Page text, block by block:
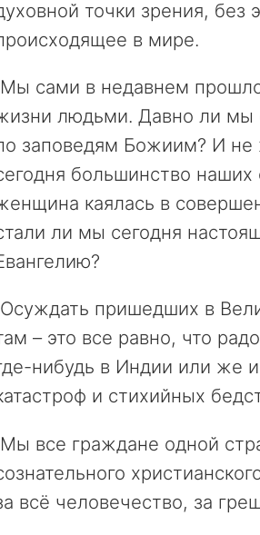
точки зрения, без
в мире.
Мы сами в недавнем
людьми. Давно ли мы
заповедям Божиим? И не
большинство
каялась в
ли мы сегодня
Осуждать пришедших в
– это все равно, что
нибудь в Индии или же
и стихийных
Мы все граждане одной
всё человечество, за